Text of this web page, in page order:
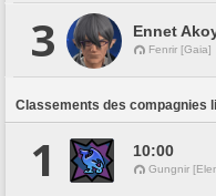
3 Ennet
Fenrir [Gaia]
Classements des compagnies
1 10:00
Gungnir